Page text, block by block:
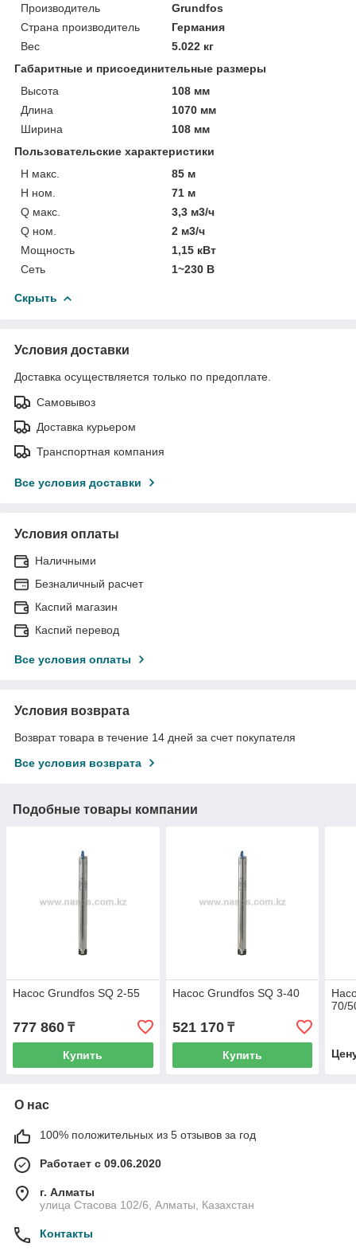
Производитель
Grundfos
Страна производитель
Германия
Вес
5.022 кг
Габаритные и присоединительные размеры
Высота
108 мм
Длина
1070 мм
Ширина
108 мм
Пользовательские характеристики
H макс.
85 м
H ном.
71 м
Q макс.
3,3 м3/ч
Q ном.
2 м3/ч
Мощность
1,15 кВт
Сеть
1~230 В
Скрыть
Условия доставки
Доставка осуществляется только по предоплате.
Самовывоз
Доставка курьером
Транспортная компания
Все условия доставки
Условия оплаты
Наличными
Безналичный расчет
Каспий магазин
Каспий перевод
Все условия оплаты
Условия возврата
Возврат товара в течение 14 дней за счет покупателя
Все условия возврата
Подобные товары компании
Насос Grundfos SQ 2-55
777 860 ₸
Купить
Насос Grundfos SQ 3-40
521 170₸
Купить
70/
О нас
100% положительных из 5 отзывов за год
Работает с 09.06.2020
г. Алматы
улица Стасова 102/6, Алматы, Казахстан
Контакты